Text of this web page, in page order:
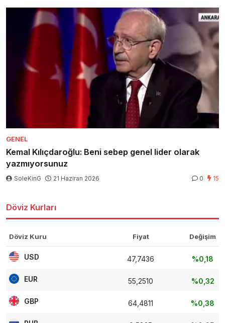
GENEL
Kemal Kılıçdaroğlu: Beni sebep genel lider olarak
yazmıyorsunuz
SoleKinG 21 Haziran 2026 0 15
Döviz Kurları
Döviz Kuru Fiyat Değişim
USD 47,7436 %0,18
EUR 55,2510 %0,32
GBP 64,4811 %0,38